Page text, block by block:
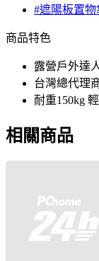
#遮陽板置物
商品特色
露營戶外達
台灣總代理
耐重150kg
相關商品